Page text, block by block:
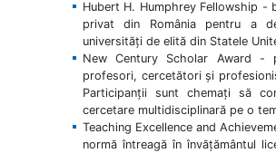
Hubert H. Humphrey Fellowship -
privat din România pentru a
universități de elită din Statele
New Century Scholar Award -
profesori, cercetători și
Participanții sunt chemați să
cercetare multidisciplinară pe o
Teaching Excellence and
normă întreagă în învățământul